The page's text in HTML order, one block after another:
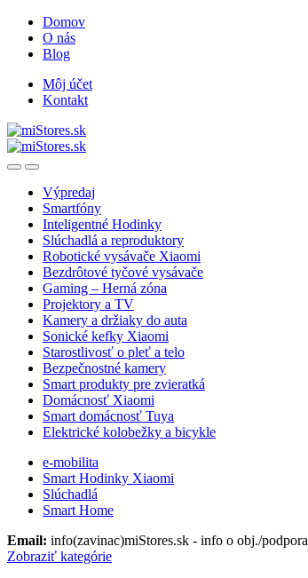
Skip
navigation
Skip
content
Domov
O nás
Blog
Môj účet
Kontakt
OpenClose
Výpredaj
Smartfóny
Inteligentné Hodinky
Slúchadlá a reproduktory
Robotické vysávače Xiaomi
Bezdrôtové tyčové vysávače
Gaming – Herná zóna
Projektory a TV
Kamery a držiaky do auta
Sonické kefky Xiaomi
Starostlivosť o pleť a telo
Bezpečnostné kamery
Smart produkty pre zvieratká
Domácnosť Xiaomi
Smart domácnosť Tuya
Elektrické kolobežky a bicykle
e-mobilita
Smart Hodinky Xiaomi
Slúchadlá
Smart Home
Email: info(zavinac)miStores.sk - info o obj./podpora
Zobraziť kategórie